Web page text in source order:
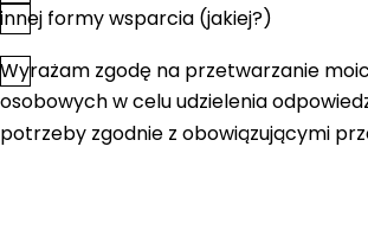
innej formy wsparcia (jakiej?)
Zgoda*
Wyrażam zgodę na przetwarzanie
osobowych w celu udzielenia
potrzeby zgodnie z obowiązującymi